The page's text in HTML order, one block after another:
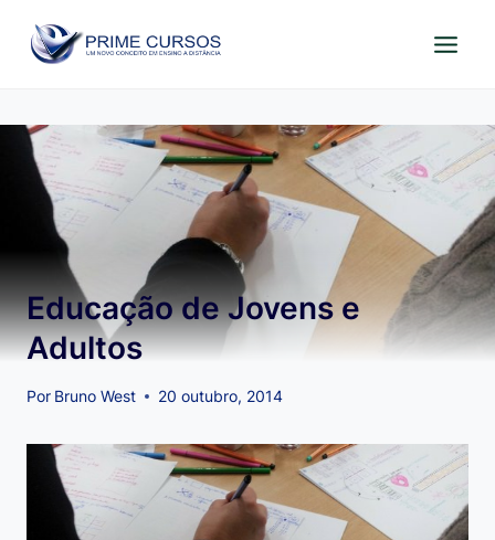
para
Educação de Jovens e
Adultos
Por Bruno West 20 outubro, 2014